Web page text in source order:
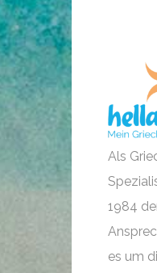
Als
1984
es um